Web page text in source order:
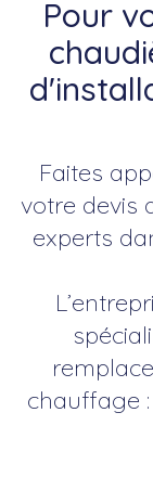
Pour
Faites
votre devis
experts
chauffage